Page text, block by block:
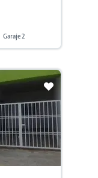
Garaje 2